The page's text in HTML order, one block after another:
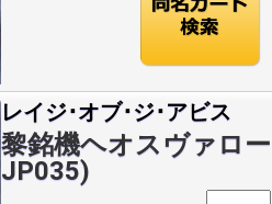
レイジ･オブ･ジ･アビス
黎銘機ヘオスヴァロ
JP035)